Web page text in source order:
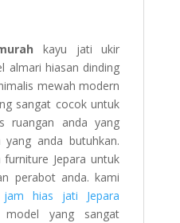
kayu jati ukir
almari hiasan dinding
mewah modern
sangat cocok untuk
ruangan anda yang
yang anda butuhkan.
Jepara untuk
perabot anda. kami
jam hias jati Jepara
yang sangat